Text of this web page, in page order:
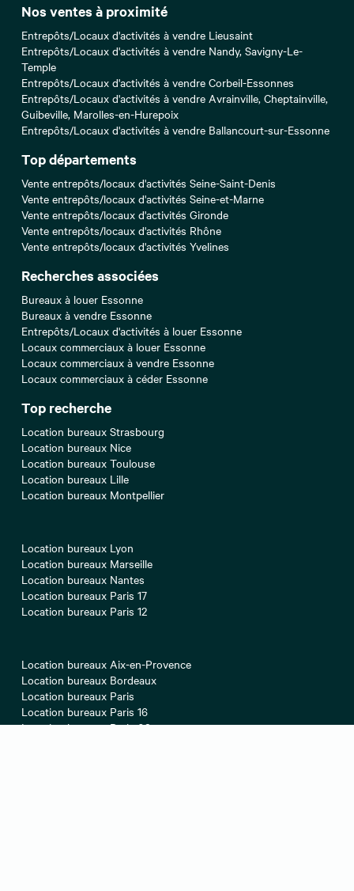
Nos ventes à proximité
Entrepôts/Locaux d'activités à vendre Lieusaint
Entrepôts/Locaux d'activités à vendre Nandy, Savigny-Le-
Temple
Entrepôts/Locaux d'activités à vendre Corbeil-Essonnes
Entrepôts/Locaux d'activités à vendre Avrainville, Cheptainville,
Guibeville, Marolles-en-Hurepoix
Entrepôts/Locaux d'activités à vendre Ballancourt-sur-Essonne
Top départements
Vente entrepôts/locaux d'activités Seine-Saint-Denis
Vente entrepôts/locaux d'activités Seine-et-Marne
Vente entrepôts/locaux d'activités Gironde
Vente entrepôts/locaux d'activités Rhône
Vente entrepôts/locaux d'activités Yvelines
Recherches associées
Bureaux à louer Essonne
Bureaux à vendre Essonne
Entrepôts/Locaux d'activités à louer Essonne
Locaux commerciaux à louer Essonne
Locaux commerciaux à vendre Essonne
Locaux commerciaux à céder Essonne
Top recherche
Location bureaux Strasbourg
Location bureaux Nice
Location bureaux Toulouse
Location bureaux Lille
Location bureaux Montpellier
Location bureaux Lyon
Location bureaux Marseille
Location bureaux Nantes
Location bureaux Paris 17
Location bureaux Paris 12
Location bureaux Aix-en-Provence
Location bureaux Bordeaux
Location bureaux Paris
Location bureaux Paris 16
Location bureaux Paris 08